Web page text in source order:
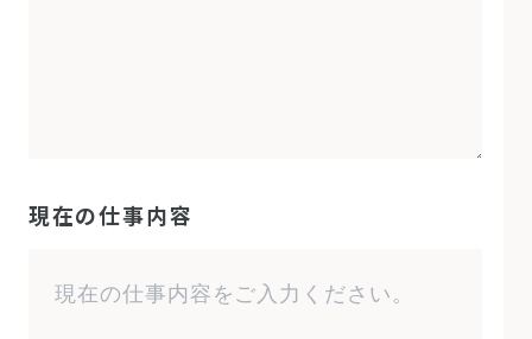
現在の仕事内容